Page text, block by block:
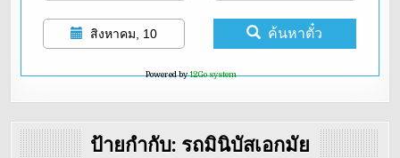
สิงหาคม, 10 ค้นหาตั๋ว
Powered by12Go system
ป้ายกำกับ: รถมินิบัสเอกมัย